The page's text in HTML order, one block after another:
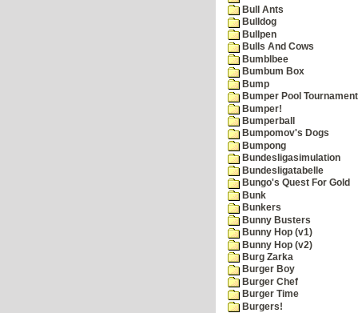
Bull Ants
Bulldog
Bullpen
Bulls And Cows
Bumblbee
Bumbum Box
Bump
Bumper Pool Tournament
Bumper!
Bumperball
Bumpomov's Dogs
Bumpong
Bundesligasimulation
Bundesligatabelle
Bungo's Quest For Gold
Bunk
Bunkers
Bunny Busters
Bunny Hop (v1)
Bunny Hop (v2)
Burg Zarka
Burger Boy
Burger Chef
Burger Time
Burgers!